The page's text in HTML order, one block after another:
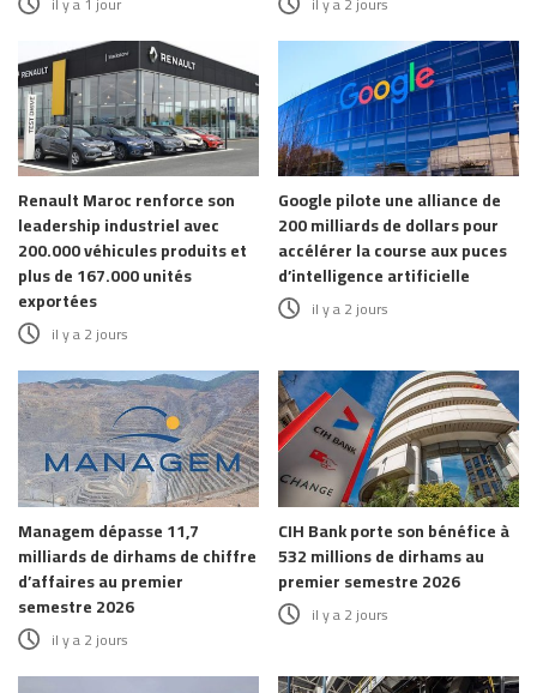
Renault Maroc renforce son
leadership industriel avec
200.000 véhicules produits et
plus de 167.000 unités
exportées
il y a 2 jours
Google pilote une alliance de
200 milliards de dollars pour
accélérer la course aux puces
d’intelligence artificielle
il y a 2 jours
Managem dépasse 11,7
milliards de dirhams de chiffre
d’affaires au premier
semestre 2026
il y a 2 jours
CIH Bank porte son bénéfice à
532 millions de dirhams au
premier semestre 2026
il y a 2 jours